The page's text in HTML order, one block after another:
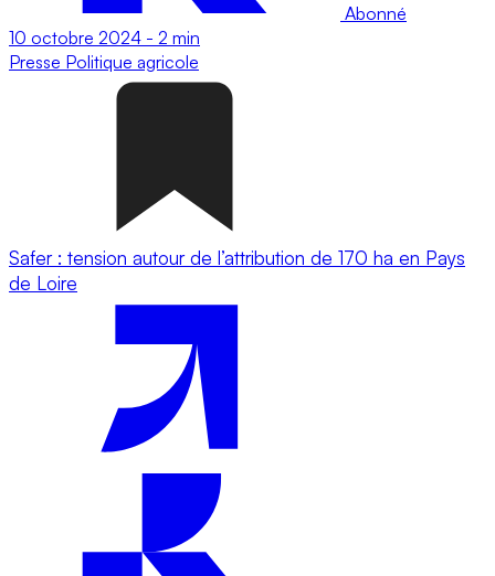
Abonné
10 octobre 2024 - 2 min
Presse Politique agricole
Safer : tension autour de l’attribution de 170 ha en Pays
de Loire